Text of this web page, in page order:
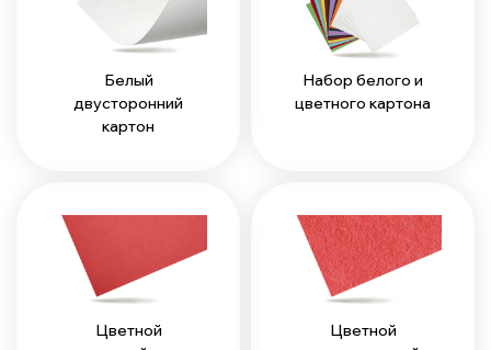
Белый
двусторонний
картон
Набор белого и
цветного картона
Цветной
Цветной